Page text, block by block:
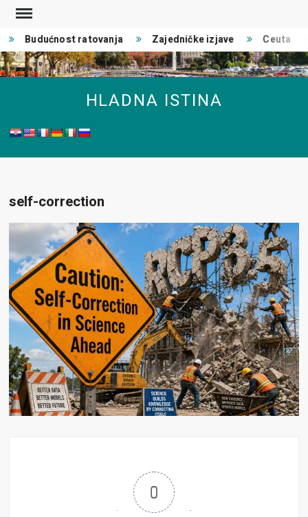
Skip
contentBudućnost ratovanja Zajedničke izjave Ceuta
HLADNA ISTINA
self-correction
0